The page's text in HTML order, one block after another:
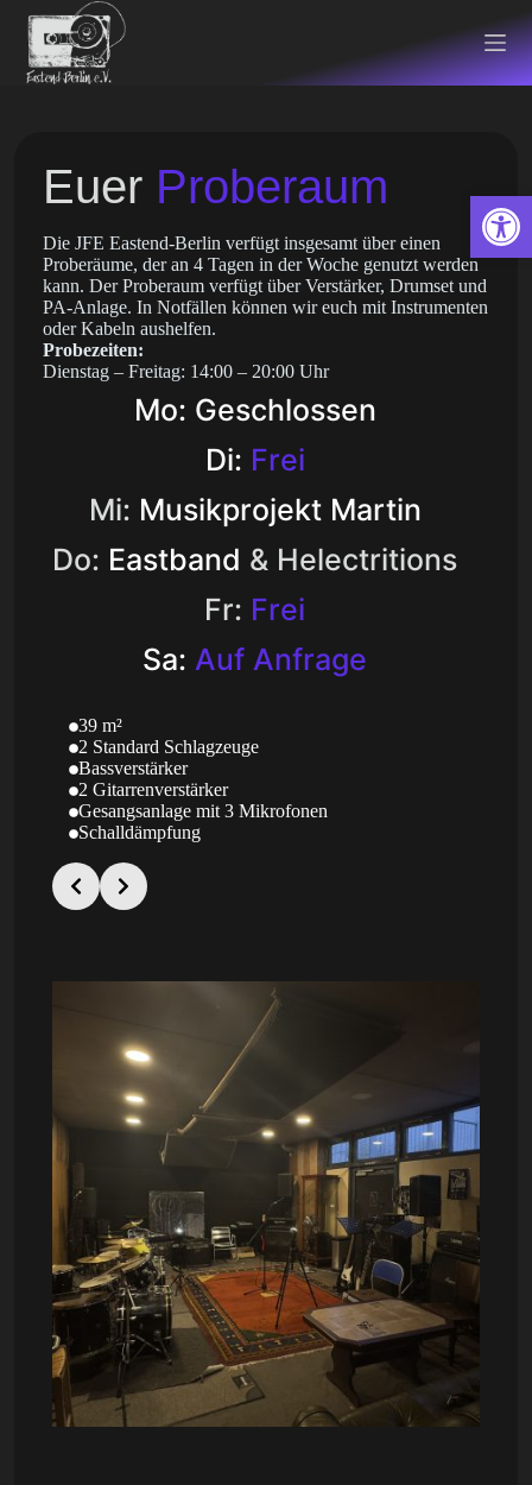
Open toolbar
Inhalt
springen
Euer Proberaum
Die JFE Eastend-Berlin verfügt insgesamt über einen
Proberäume, der an 4 Tagen in der Woche genutzt werden
kann. Der Proberaum verfügt über Verstärker, Drumset und
PA-Anlage. In Notfällen können wir euch mit Instrumenten
oder Kabeln aushelfen.
Probezeiten:
Dienstag – Freitag: 14:00 – 20:00 Uhr
Mo: Geschlossen
Di: Frei
Mi: Musikprojekt Martin
Do: Eastband & Helectritions
Fr: Frei
Sa: Auf Anfrage
39 m²
2 Standard Schlagzeuge
Bassverstärker
2 Gitarrenverstärker
Gesangsanlage mit 3 Mikrofonen
Schalldämpfung